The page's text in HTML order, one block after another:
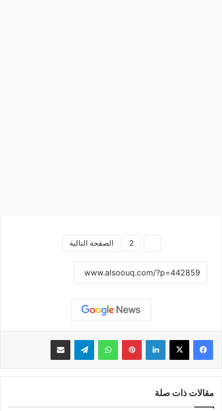
2 الصفحة التالية
لينكدإن بينتيريستواتساب تيلقرام مشاركة عبر البريد
مقالات ذات صلة